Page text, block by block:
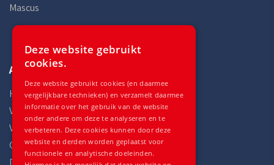
Mascus
Auto Gilles
Home
Voorraad
Voertuigen
Onderdelen
Diensten
Deze website gebruikt
cookies.
Deze website gebruikt cookies (en daarmee
vergelijkbare technieken) en verzamelt daarmee
informatie over het gebruik van de website
onder andere om deze te analyseren en te
verbeteren. Deze cookies kunnen door deze
website en derden worden geplaatst voor
functionele en analytische doeleinden.